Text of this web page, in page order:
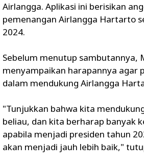
Airlangga. Aplikasi ini berisikan
pemenangan Airlangga Hartarto
2024.
Sebelum menutup sambutannya,
menyampaikan harapannya agar
dalam mendukung Airlangga
"Tunjukkan bahwa kita
beliau, dan kita berharap banyak
apabila menjadi presiden tahun
akan menjadi jauh lebih baik,"